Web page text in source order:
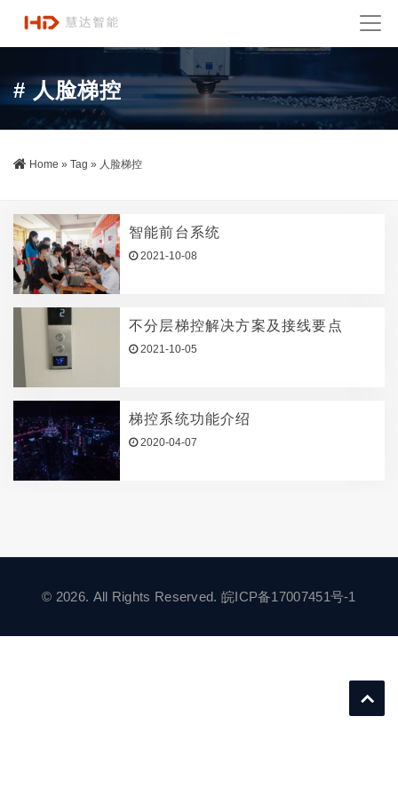
# 人脸梯控
Home » Tag » 人脸梯控
智能前台系统
2021-10-08
不分层梯控解决方案及接线要点
2021-10-05
梯控系统功能介绍
2020-04-07
© 2026. All Rights Reserved. 皖ICP备17007451号-1